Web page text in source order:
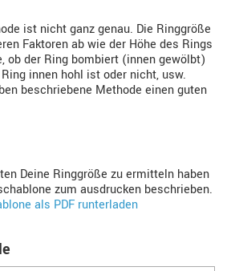
ist nicht ganz genau. Die Ringgröße
Faktoren ab wie der Höhe des Rings
ob der Ring bombiert (innen gewölbt)
innen hohl ist oder nicht, usw.
beschriebene Methode einen guten
Deine Ringgröße zu ermitteln haben
zum ausdrucken beschrieben.
als PDF runterladen